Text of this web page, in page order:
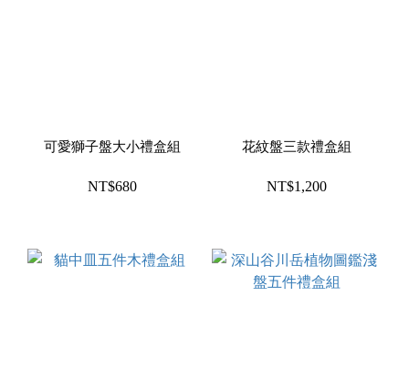
可愛獅子盤大小禮盒組
NT$680
花紋盤三款禮盒組
NT$1,200